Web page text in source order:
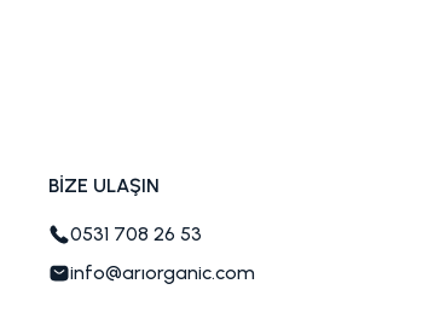
BİZE ULAŞIN
0531 708 26 53
info@arıorganic.com